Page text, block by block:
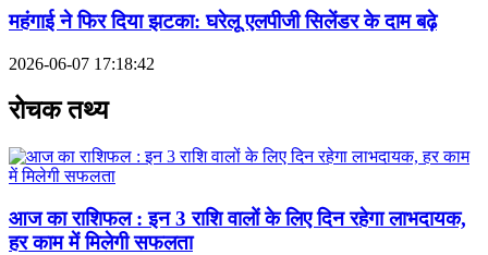
महंगाई ने फिर दिया झटका: घरेलू एलपीजी सिलेंडर के दाम बढ़े
2026-06-07 17:18:42
रोचक तथ्य
आज का राशिफल : इन 3 राशि वालों के लिए दिन रहेगा लाभदायक,
हर काम में मिलेगी सफलता